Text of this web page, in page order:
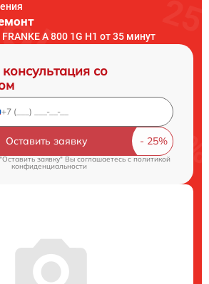
A 800 1G H1 от 35 минут
со
Оставить заявку
заявку" Вы соглашаетесь cполитикой
конфиденциальности